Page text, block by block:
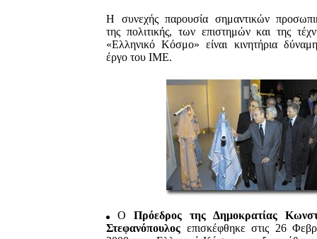
H συνεχής παρουσία σημαντικών
της πολιτικής, των επιστημών και της
«Eλληνικό Kόσμο» είναι κινητήρια
έργο του IME.
O Πρόεδρος της Δημοκρατίας
Στεφανόπουλος επισκέφθηκε στις 26